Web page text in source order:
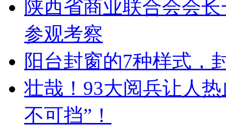
陕西省商业联合会会
参观考察
阳台封窗的7种样式，
壮哉！93大阅兵让人
不可挡”！